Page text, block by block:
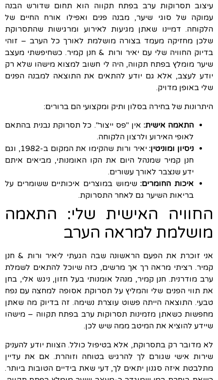
עיצוב תסרוקות ערב בפתח תקווה הוא תחום שדורש הבנה
עמוקה של סוגי שיער, מבנה פנים ואפילו אורח החיים של
הלקוחה. דמיינו שאתן מגיעות לאירוע ומרגישות שהתסרוקת
שלכן מחזיקה מעמד בצורה מושלמת לאורך כל הערב – זוהי
בדיוק החוויה שלי עם יאיר ורות & חנן קמיר. כשחיפשתי מעצב
שיער מומלץ בפתח תקווה, היה לי חשוב למצוא מישהו שלא רק
יודע לעצב, אלא גם יודע להתאים את התוצאה למבנה הפנים
שלי באופן מדויק.
היתרונות של בחירה בסלון ותיק ומקצועי הם ברורים:
התאמה אישית: אין "פס ייצור". כל תסרוקת נבנית בהתאם
לאופי האירוע ולרצון הלקוחה.
ניסיון ומוניטין:
יאיר ורות שהקימו את המקום ב-1982, וגם
חנן קמיר שמנהל היום את הקו האומנותי, מביאים איתם
ידע שנצבר לאורך עשורים.
איכות החומרים:שימוש במוצרים איכותיים ששומרים על
בריאות השיער גם לאחר התסרוקת.
החוויה האישית שלי: התאמה
מושלמת למראה הערב
אני זוכרת את הפעם הראשונה שבה הגעתי ליאיר ורות & חנן
קמיר. רציתי מראה רך אך מרשים, כזה שיוכל להתאים לשמלת
ערב מודרנית. חנן קמיר, מנהל אומנותי בעל חזון, ניגש אלי, בחן
את תווי הפנים שלי והמליץ על תסרוקת אסופה למחצה עם נפח
טבעי. התוצאה הייתה פשוט עוצרת נשימה. זה בדיוק מה שאתן
מחפשות כשאתן מזמינות תסרוקות ערב בפתח תקווה – מישהו
שיידע להוציא את המיטב ממה שיש לכן.
לא מדובר רק בתסרוקת, אלא בטיפול כולל. הצוות יודע להעניק
שירות אישי שגורם לך להרגיש בטוחה וזוהרת. אם את עדיין
מתלבטת איזה סגנון יתאים לך, דעי שאת בידיים הטובות ביותר.